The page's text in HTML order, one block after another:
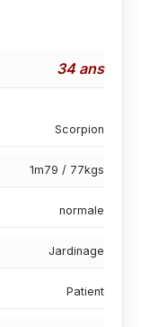
34 ans
Scorpion
1m79 / 77kgs
normale
Jardinage
Patient